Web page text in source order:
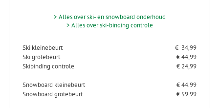
> Alles over ski- en snowboard onderhoud
> Alles over ski-binding controle
Ski kleinebeurt
€ 34,99
Ski grotebeurt
€ 44,99
Skibinding controle
€ 24,99
Snowboard kleinebeurt
€ 44.99
Snowboard grotebeurt
€ 59.99